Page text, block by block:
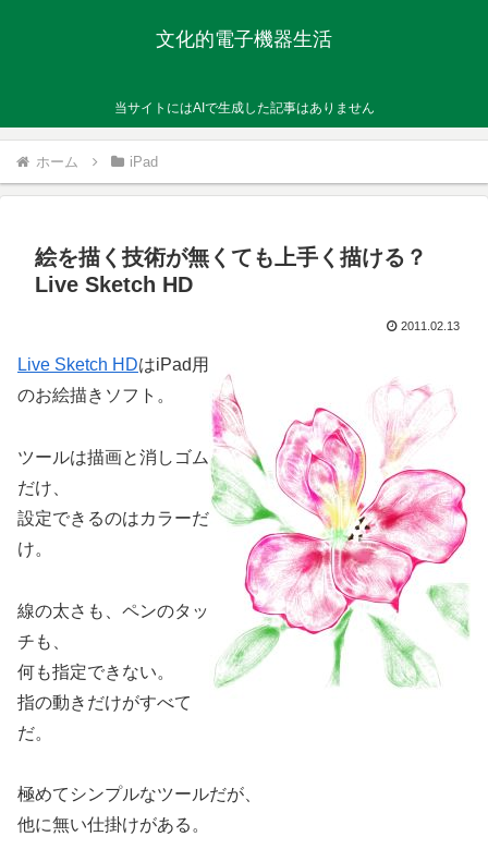
文化的電子機器生活
当サイトにはAIで生成した記事はありません
ホーム iPad
絵を描く技術が無くても上手く描ける？
Live Sketch HD
2011.02.13
Live Sketch HDはiPad用
のお絵描きソフト。
ツールは描画と消しゴム
だけ、
設定できるのはカラーだ
け。
線の太さも、ペンのタッ
チも、
何も指定できない。
指の動きだけがすべて
だ。
極めてシンプルなツールだが、
他に無い仕掛けがある。